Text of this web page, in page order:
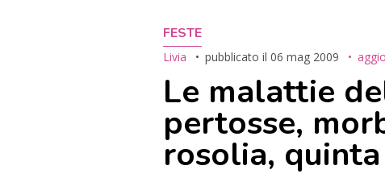
FESTE
Livia pubblicato il 06 mag 2009
Le malattie
pertosse,
rosolia,